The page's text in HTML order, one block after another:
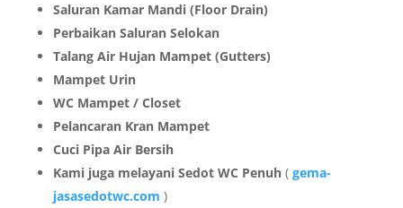
Saluran Kamar Mandi (Floor Drain)
Perbaikan Saluran Selokan
Talang Air Hujan Mampet (Gutters)
Mampet Urin
WC Mampet / Closet
Pelancaran Kran Mampet
Cuci Pipa Air Bersih
Kami juga melayani Sedot WC Penuh( gema-
jasasedotwc.com )